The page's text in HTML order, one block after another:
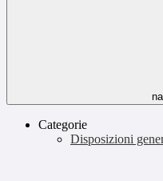
Categorie
Disposizioni